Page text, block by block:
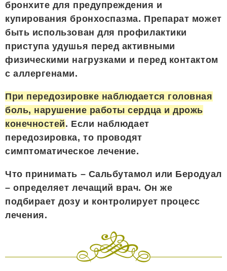
бронхите для предупреждения и
купирования бронхоспазма. Препарат может
быть использован для профилактики
приступа удушья перед активными
физическими нагрузками и перед контактом
с аллергенами.
При передозировке наблюдается головная
боль, нарушение работы сердца и дрожь
конечностей. Если наблюдает
передозировка, то проводят
симптоматическое лечение.
Что принимать – Сальбутамол или Беродуал
– определяет лечащий врач. Он же
подбирает дозу и контролирует процесс
лечения.